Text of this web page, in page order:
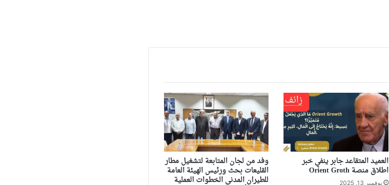
العميد المتقاعد جابر ينفي خبر
اطلاق منصة Orient Groth
نوفمبر 13, 2025
وفد من لجان المتابعة لتشغيل مطار
القليعات بحث ورئيس الهيئة العامة
للطيران المدني الخطوات العملية